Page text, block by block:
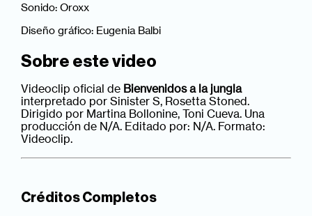
Sonido: Oroxx
Diseño gráfico: Eugenia Balbi
Sobre este video
Videoclip oficial de Bienvenidos a la jungla
interpretado por Sinister S, Rosetta Stoned.
Dirigido por Martina Bollonine, Toni Cueva. Una
producción de N/A. Editado por: N/A. Formato:
Videoclip.
Créditos Completos